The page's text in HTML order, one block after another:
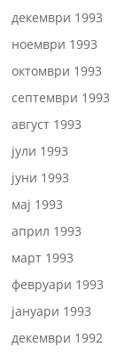
декември 1993
ноември 1993
октомври 1993
септември 1993
август 1993
јули 1993
јуни 1993
мај 1993
април 1993
март 1993
февруари 1993
јануари 1993
декември 1992